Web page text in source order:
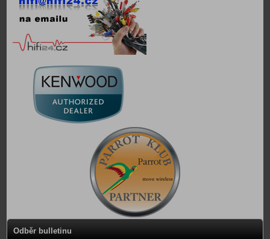
Odběr bulletinu